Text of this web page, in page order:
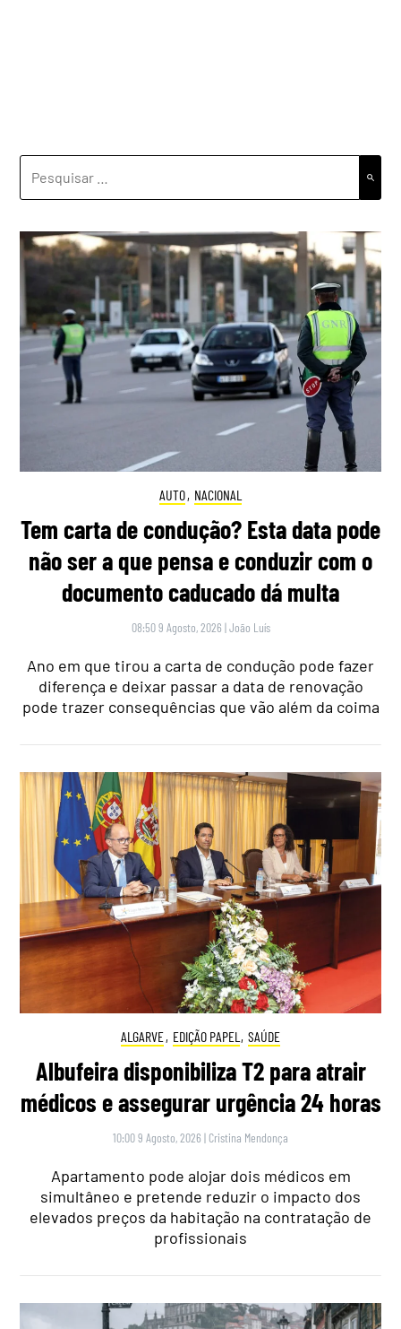
POR:
AUTO, NACIONAL
Tem carta de condução? Esta data pode
não ser a que pensa e conduzir com o
documento caducado dá multa
08:50 9 Agosto, 2026 |João Luís
Ano em que tirou a carta de condução pode fazer
diferença e deixar passar a data de renovação
pode trazer consequências que vão além da coima
ALGARVE, EDIÇÃO PAPEL , SAÚDE
Albufeira disponibiliza T2 para atrair
médicos e assegurar urgência 24 horas
10:00 9 Agosto, 2026 | Cristina Mendonça
Apartamento pode alojar dois médicos em
simultâneo e pretende reduzir o impacto dos
elevados preços da habitação na contratação de
profissionais